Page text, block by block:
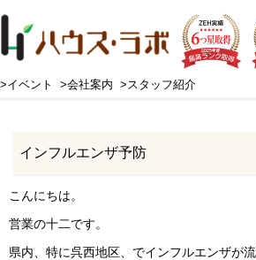
>イベント >会社案内 >スタッフ紹介
HOME > スタッフブログ > お知らせ>インフルエ
インフルエンザ予防
こんにちは。
営業の十二です。
県内、特に呉西地区、でインフルエンザが